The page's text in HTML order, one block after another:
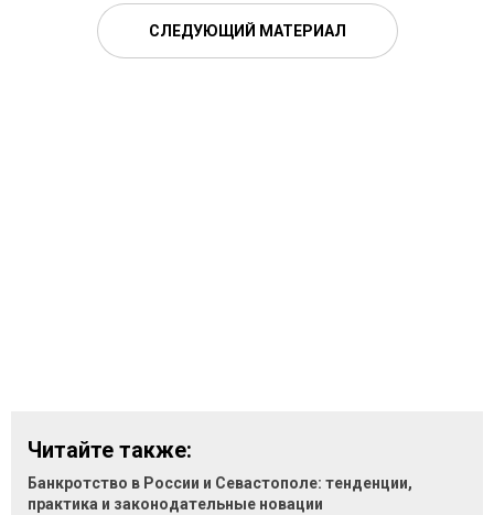
СЛЕДУЮЩИЙ МАТЕРИАЛ
Читайте также:
Банкротство в России и Севастополе: тенденции,
практика и законодательные новации